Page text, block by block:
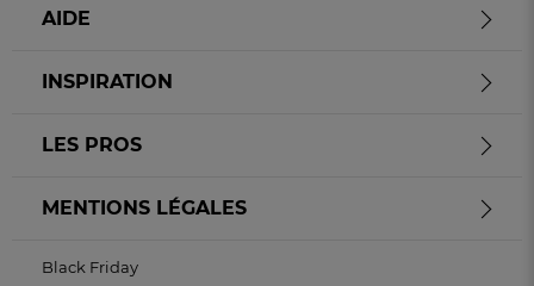
AIDE
INSPIRATION
LES PROS
MENTIONS LÉGALES
Black Friday